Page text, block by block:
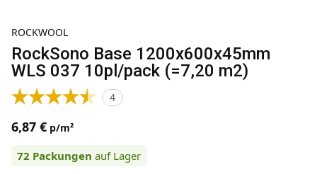
ROCKWOOL
RockSono Base 1200x600x45mm
WLS 037 10pl/pack (=7,20 m2)
4
6,87 € p/m²
72 Packungen auf Lager